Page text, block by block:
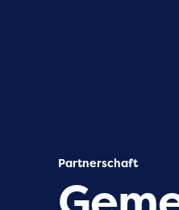
Partnerschaft